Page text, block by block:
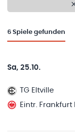
6 Spiele gefunden
Sa, 25.10.
TG Eltville
Eintr. Frankfurt II